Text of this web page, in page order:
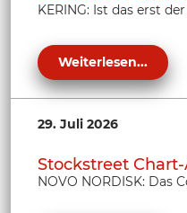
KERING: Ist das erst
Weiterlesen...
29. Juli 2026
Stockstreet
NOVO NORDISK: Das